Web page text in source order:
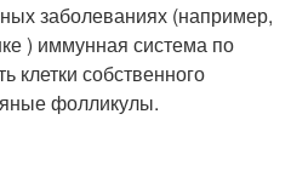
заболеваниях (например,
) иммунная система по
клетки собственного
фолликулы.